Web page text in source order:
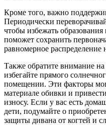
Кроме того, важно
Периодически
чтобы избежать
поможет сохранить
равномерное распределение
Также обратите внимание
избегайте прямого
помещении. Эти факторы
материале обивки и
износу. Если у вас есть
дети, подумайте о
защиты дивана от когтей и